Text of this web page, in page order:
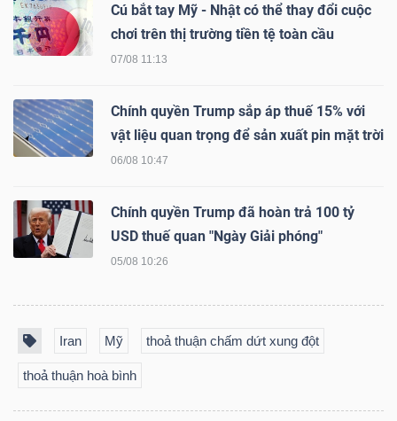
Cú bắt tay Mỹ - Nhật có thể thay đổi cuộc
chơi trên thị trường tiền tệ toàn cầu
07/08 11:13
Chính quyền Trump sắp áp thuế 15% với
vật liệu quan trọng để sản xuất pin mặt trời
06/08 10:47
Chính quyền Trump đã hoàn trả 100 tỷ
USD thuế quan "Ngày Giải phóng"
05/08 10:26
Iran Mỹ thoả thuận chấm dứt xung đột
thoả thuận hoà bình
DỊCH
VỤ
THÔNG
TIỆN
ÍCH
BẤT
ĐỘNG